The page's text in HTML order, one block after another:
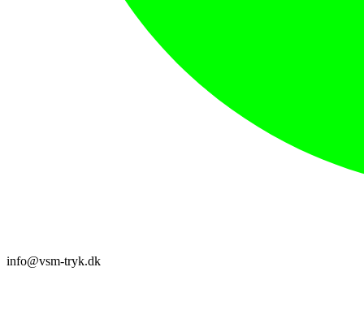
info@vsm-tryk.dk